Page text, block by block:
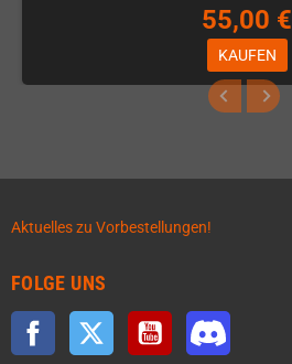
55,00 €
KAUFEN
Aktuelles zu Vorbestellungen!
FOLGE UNS
Facebook Twitter YouTube